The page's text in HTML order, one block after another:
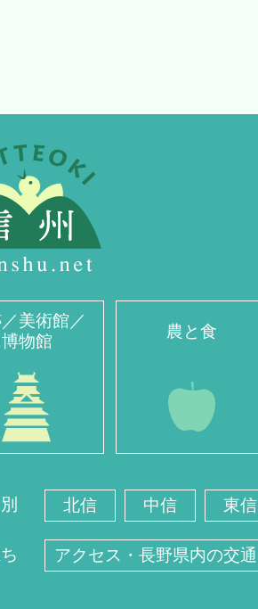
美術館／
博物館
農と食
北信 中信 東信
アクセス・長野県内の交通